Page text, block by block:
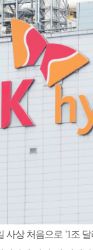
사상 처음으로 '1조